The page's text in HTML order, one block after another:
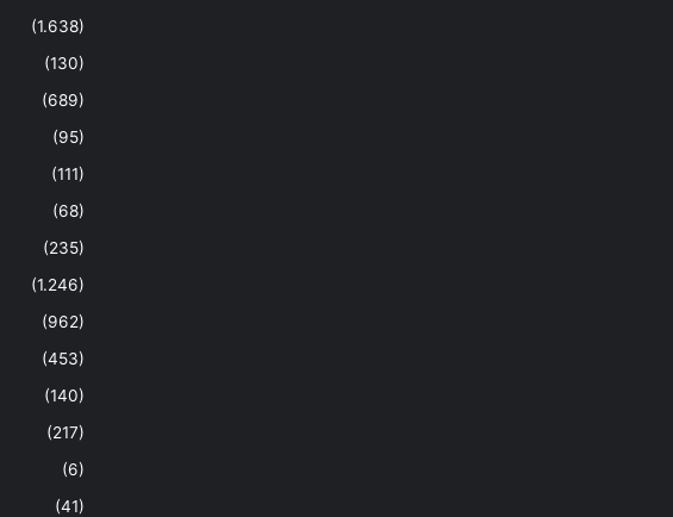
(1.638)
(130)
(689)
(95)
(111)
(68)
(235)
(1.246)
(962)
(453)
(140)
(217)
(6)
(41)